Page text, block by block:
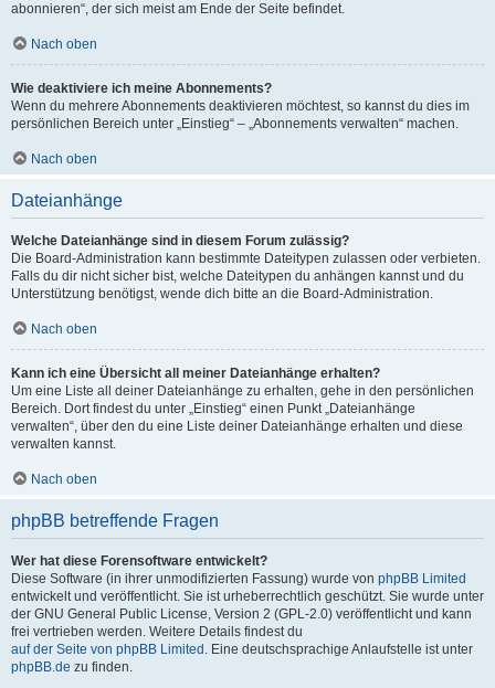
abonnieren“, der sich meist am Ende der Seite befindet.
Nach oben
Wie deaktiviere ich meine Abonnements?
Wenn du mehrere Abonnements deaktivieren möchtest, so kannst du dies im
persönlichen Bereich unter „Einstieg“ – „Abonnements verwalten“ machen.
Nach oben
Dateianhänge
Welche Dateianhänge sind in diesem Forum zulässig?
Die Board-Administration kann bestimmte Dateitypen zulassen oder verbieten.
Falls du dir nicht sicher bist, welche Dateitypen du anhängen kannst und du
Unterstützung benötigst, wende dich bitte an die Board-Administration.
Nach oben
Kann ich eine Übersicht all meiner Dateianhänge erhalten?
Um eine Liste all deiner Dateianhänge zu erhalten, gehe in den persönlichen
Bereich. Dort findest du unter „Einstieg“ einen Punkt „Dateianhänge
verwalten“, über den du eine Liste deiner Dateianhänge erhalten und diese
verwalten kannst.
Nach oben
phpBB betreffende Fragen
Wer hat diese Forensoftware entwickelt?
Diese Software (in ihrer unmodifizierten Fassung) wurde von phpBB Limited
entwickelt und veröffentlicht. Sie ist urheberrechtlich geschützt. Sie wurde unter
der GNU General Public License, Version 2 (GPL-2.0) veröffentlicht und kann
frei vertrieben werden. Weitere Details findest du
auf der Seite von phpBB Limited . Eine deutschsprachige Anlaufstelle ist unter
phpBB.de zu finden.